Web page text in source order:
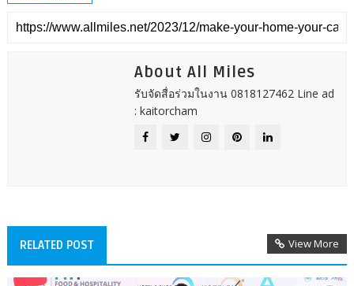
About All Miles
รับจัดสื่อร่วมในงาน 0818127462 Line ad
: kaitorcham
RELATED POST View More